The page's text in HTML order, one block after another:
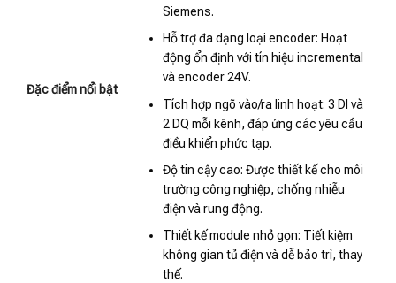
Đặc điểm nổi bật
Siemens.
Hỗ trợ đa dạng loại encoder: Hoạt
động ổn định với tín hiệu incremental
và encoder 24V.
Tích hợp ngõ vào/ra linh hoạt: 3 DI và
2 DQ mỗi kênh, đáp ứng các yêu cầu
điều khiển phức tạp.
Độ tin cậy cao: Được thiết kế cho môi
trường công nghiệp, chống nhiễu
điện và rung động.
Thiết kế module nhỏ gọn: Tiết kiệm
không gian tủ điện và dễ bảo trì, thay
thế.